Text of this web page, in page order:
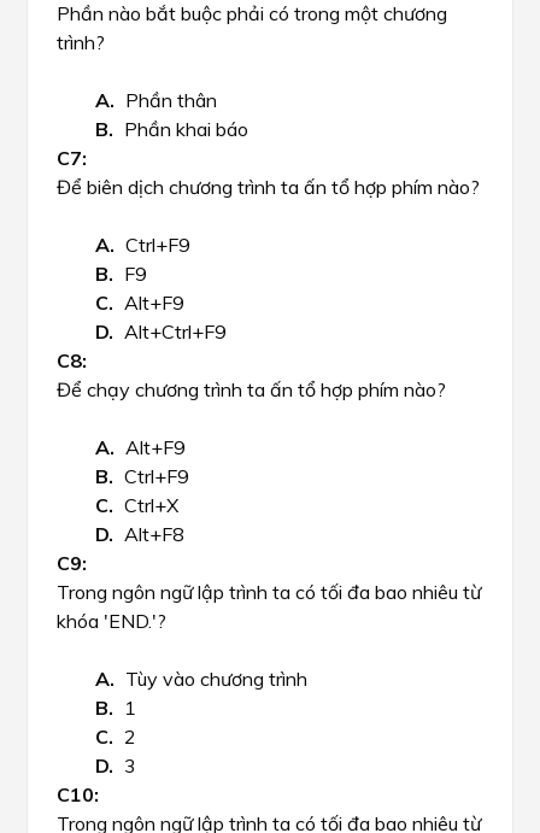
Phần nào bắt buộc phải có trong một chương
trình?
Phần thân
Phần khai báo
Để biên dịch chương trình ta ấn tổ hợp phím nào?
Ctrl+F9
F9
Alt+F9
Alt+Ctrl+F9
Để chạy chương trình ta ấn tổ hợp phím nào?
Alt+F9
Ctrl+F9
Ctrl+X
Alt+F8
Trong ngôn ngữ lập trình ta có tối đa bao nhiêu từ
khóa 'END.'?
Tùy vào chương trình
1
2
3
Trong ngôn ngữ lập trình ta có tối đa bao nhiêu từ